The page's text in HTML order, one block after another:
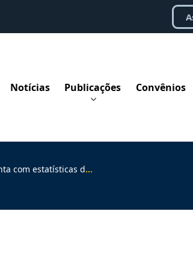
Notícias Publicações Convênios
jurisdicional atualizadas diariamente